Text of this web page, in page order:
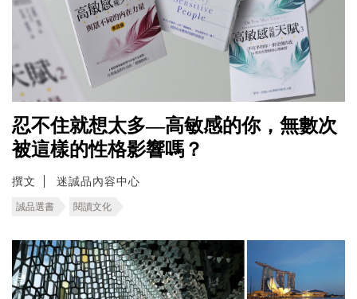
忍不住就想太多—高敏感的你，無數次
被這樣的性格影響嗎？
撰文 迷誠品內容中心
誠品選書 閱讀文化